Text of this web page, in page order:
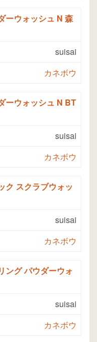
ーウォッシュ N 森
suisai
カネボウ
ーウォッシュ N BT
suisai
カネボウ
ク スクラブウォッ
suisai
カネボウ
ング パウダーウォ
suisai
カネボウ